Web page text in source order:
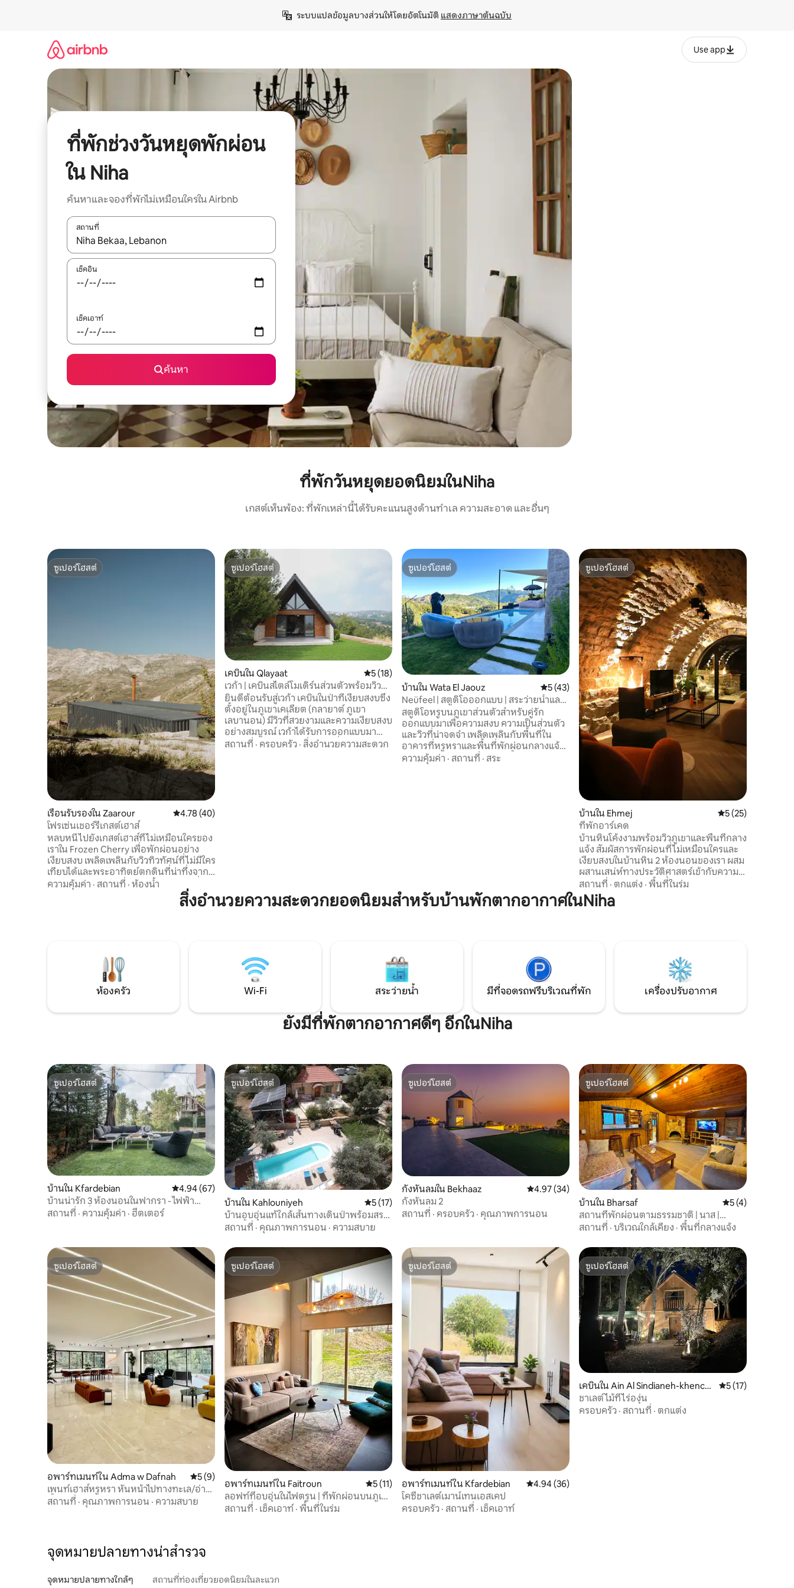
ระบบแปลข้อมูลบางส่วนให้โดยอัตโนมัติ แสดงภาษาต้นฉบับ
Use app
ที่พักช่วงวันหยุดพักผ่อน
ใน Niha
ค้นหาและจองที่พักไม่เหมือนใครใน Airbnb
สถานที่
ใช้ลูกศรขึ้นลง หรือใช้การสัมผัสหรือปัด เพื่อสำรวจผลการค้นหา
เช็คอิน
เช็คเอาท์
ค้นหา
ที่พักวันหยุดยอดนิยมในNiha
เกสต์เห็นพ้อง: ที่พักเหล่านี้ได้รับคะแนนสูงด้านทำเล ความสะอาด และอื่นๆ
ซูเปอร์โฮสต์
ซูเปอร์โฮสต์
เรือนรับรองใน Zaarour คะแนนเฉลี่ย 4.78 จาก 5, 40 รีวิว
4.78 (40)
โฟรเซ่นเชอร์รี่เกสต์เฮาส์
หลบหนีไปยังเกสต์เฮาส์ที่ไม่เหมือนใครของ
เราใน Frozen Cherry เพื่อพักผ่อนอย่าง
เงียบสงบ เพลิดเพลินกับวิวทิวทัศน์ที่ไม่มีใคร
เทียบได้และพระอาทิตย์ตกดินที่น่าทึ่งจาก
ทุกมุม จุดเด่น: • วิวพาโนรามา: วิวภูเขาที่
สวยงามจากหน้าต่างทุกบาน • การออกแบบ
ที่ไม่เหมือนใคร: เกสต์เฮาส์สไตล์โมเดิร์นที่ทำ
ที่อบอุ่น: การจัดวางแบบเปิดโล่งกว้างขวางที่
นั่งสบายและเตาผิง • การรับประทานอาหาร
กลางแจ้ง: ระเบียงพร้อมเตาปิ้งย่าง
ความคุ้มค่า · สถานที่ · ห้องน้ำ
ซูเปอร์โฮสต์
ซูเปอร์โฮสต์
เคบินใน Qlayaat คะแนนเฉลี่ย 5 จาก 5, 18 รีวิว
5 (18)
เวก้า | เคบินสไตล์โมเดิร์นส่วนตัวพร้อมวิวพา
โนรามา
ยินดีต้อนรับสู่เวก้า เคบินในป่าที่เงียบสงบซึ่ง
ตั้งอยู่ในภูเขาเคเลียต (กลายาต์ ภูเขา
เลบานอน) มีวิวที่สวยงามและความเงียบสงบ
อย่างสมบูรณ์ เวก้าได้รับการออกแบบมา
อย่างพิถีพิถันสำหรับช่วงเช้าที่ช้าและช่วง
สถานที่ · ครอบครัว · สิ่งอำนวยความสะดวก
ซูเปอร์โฮสต์
ซูเปอร์โฮสต์
บ้านใน Wata El Jaouz คะแนนเฉลี่ย 5 จาก 5, 43 รีวิว
5 (43)
Neüfeel | สตูดิโอออกแบบ | สระว่ายน้ำและ
วิว
สตูดิโอหรูบนภูเขาส่วนตัวสำหรับคู่รัก
ออกแบบมาเพื่อความสงบ ความเป็นส่วนตัว
และวิวที่น่าจดจำ เพลิดเพลินกับพื้นที่ใน
อาคารที่หรูหราและพื้นที่พักผ่อนกลางแจ้ง
ส่วนตัว 100% พร้อมสระว่ายน้ำ เตียง
อาบแดด เลานจ์เพอร์โกลา ฝักบัวกลางแจ้ง
ความคุ้มค่า · สถานที่ · สระ
ซูเปอร์โฮสต์
ซูเปอร์โฮสต์
บ้านใน Ehmej คะแนนเฉลี่ย 5 จาก
5 (25)
ที่พักอาร์เคด
บ้านหินโค้งงามพร้อมวิวภูเขาและพื้นที่กลาง
แจ้ง สัมผัสการพักผ่อนที่ไม่เหมือนใครและ
เงียบสงบในบ้านหิน 2 ห้องนอนของเรา ผสม
ผสานเสน่ห์ทางประวัติศาสตร์เข้ากับความ
สะดวกสบายสมัยใหม่ ที่พักมีระเบียงกว้าง
ขวางสวนสวยพร้อมวิวภูเขาและพื้นที่ในร่มที่
อบอุ่น เพลิดเพลินกับพื้นที่นั่งเล่นกว้างขวาง
สำหรับการพักผ่อนและการสำรวจ
สถานที่ · ตกแต่ง · พื้นที่ในร่ม
สิ่งอำนวยความสะดวกยอดนิยมสำหรับบ้านพักตากอากาศในNiha
ห้องครัว Wi-Fi สระว่ายน้ำ มีที่จอดรถฟรีบริเวณที่พัก เครื่องปรับอากาศ
ยังมีที่พักตากอากาศดีๆ อีกในNiha
ซูเปอร์โฮสต์
ซูเปอร์โฮสต์
บ้านใน Kfardebian คะแนนเฉลี่ย 4.94 จาก 5, 67 รีวิว
4.94 (67)
บ้านน่ารัก 3 ห้องนอนในฟากรา - ไฟฟ้า
ตลอด 24 ชั่วโมงทุกวัน + สวน
สถานที่ · ความคุ้มค่า · ฮีตเตอร์
ซูเปอร์โฮสต์
ซูเปอร์โฮสต์
บ้านใน Kahlouniyeh คะแนนเฉลี่ย 5 จาก 5, 17 รีวิว
5 (17)
บ้านอบอุ่นแท้ใกล้เส้นทางเดินป่าพร้อมสระ
ว่ายน้ำ
สถานที่ · คุณภาพการนอน · ความสบาย
ซูเปอร์โฮสต์
ซูเปอร์โฮสต์
กังหันลมใน Bekhaaz คะแนนเฉลี่ย 4.97 จาก 5, 34 รีวิว
4.97 (34)
กังหันลม 2
สถานที่ · ครอบครัว · คุณภาพการนอน
ซูเปอร์โฮสต์
ซูเปอร์โฮสต์
บ้านใน Bharsaf คะแนนเฉลี่ย 5 จา
5 (4)
สถานที่พักผ่อนตามธรรมชาติ | นาส |
กระท่อมส่วนตัว
สถานที่ · บริเวณใกล้เคียง · พื้นที่กลางแจ้ง
ซูเปอร์โฮสต์
ซูเปอร์โฮสต์
อพาร์ทเมนท์ใน Adma w Dafnah คะแนนเฉลี่ย 5 จาก 5, 9 รีวิว
5 (9)
เพนท์เฮาส์หรูหรา หันหน้าไปทางทะเล/อ่าง
น้ำร้อน หลุมกองไฟ
สถานที่ · คุณภาพการนอน · ความสบาย
ซูเปอร์โฮสต์
ซูเปอร์โฮสต์
อพาร์ทเมนท์ใน Faitroun คะแนนเฉลี่ย 5 จาก 5, 11 รีวิว
5 (11)
ลอฟท์ที่อบอุ่นในไฟตรูน | ที่พักผ่อนบนภูเขา
แสนสงบ
สถานที่ · เช็คเอาท์ · พื้นที่ในร่ม
ซูเปอร์โฮสต์
ซูเปอร์โฮสต์
อพาร์ทเมนท์ใน Kfardebian คะแนนเฉลี่ย 4.94 จาก 5, 36 รีวิว
4.94 (36)
โคซี่ชาเลต์เมาน์เทนเอสเคป
ครอบครัว · สถานที่ · เช็คเอาท์
ซูเปอร์โฮสต์
ซูเปอร์โฮสต์
เคบินใน Ain Al Sindianeh-khench
ara
คะแนนเฉลี่ย 5 จาก
5 (17)
ชาเลต์ไม้ที่ไร่องุ่น
ครอบครัว · สถานที่ · ตกแต่ง
จุดหมายปลายทางน่าสำรวจ
จุดหมายปลายทางใกล้ๆ สถานที่ท่องเที่ยวยอดนิยมในละแวก